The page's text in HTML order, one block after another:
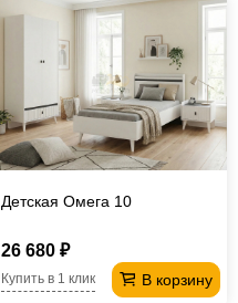
Детская Омега 10
26 680 ₽
В корзину
Купить в 1 клик